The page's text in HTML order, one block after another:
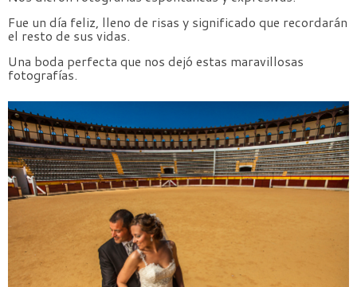
Fue un día feliz, lleno de risas y significado que recordarán
el resto de sus vidas.
Una boda perfecta que nos dejó estas maravillosas
fotografías.